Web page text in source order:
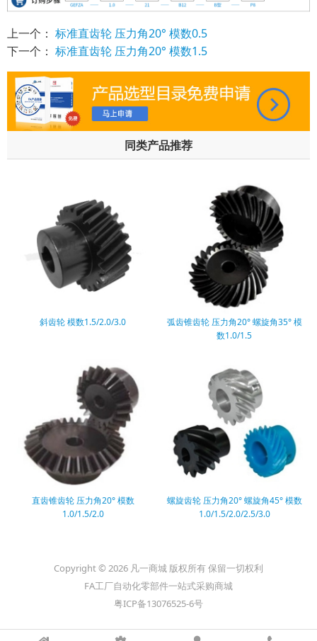
上一个： 标准直齿轮 压力角20° 模数0.5
下一个： 标准直齿轮 压力角20° 模数1.5
同类产品推荐
斜齿轮 模数1.5/2.0/3.0
弧齿锥齿轮 压力角20° 螺旋角35° 模
数1.0/1.5
直齿锥齿轮 压力角20° 模数
1.0/1.5/2.0
螺旋齿轮 压力角20° 螺旋角45° 模数
1.0/1.5/2.0/2.5/3.0
Copyright © 2026 凡一商城 版权所有 保留一切权利
FA工厂自动化零部件一站式采购商城
粤ICP备13076525-6号